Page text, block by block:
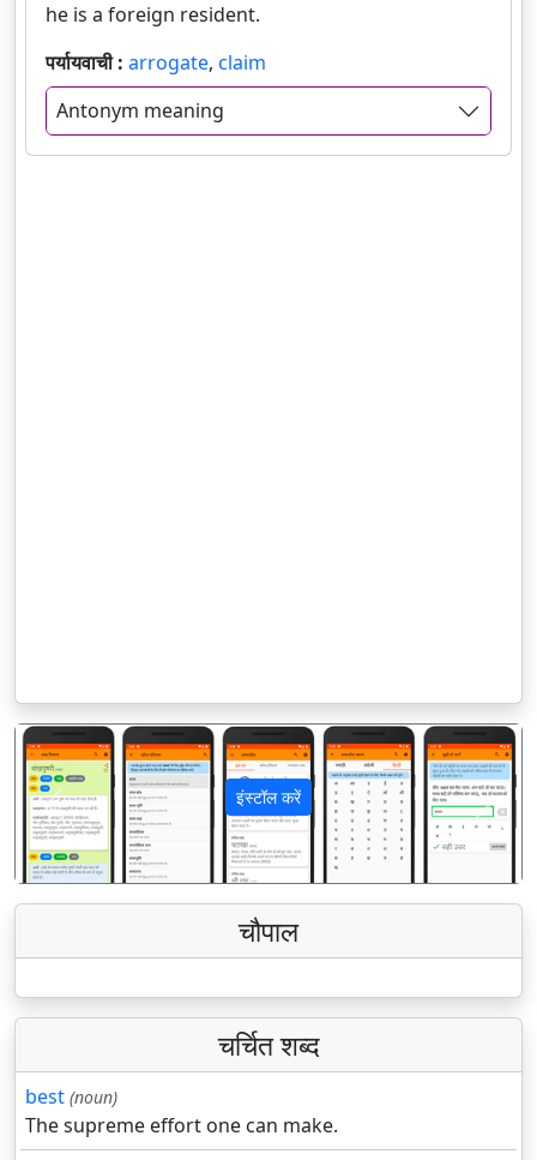
he is a foreign resident.
पर्यायवाची : arrogate, claim
Antonym meaning
इंस्टॉल करें
पिछला अगला
चौपाल
चर्चित शब्द
best (noun)
The supreme effort one can make.